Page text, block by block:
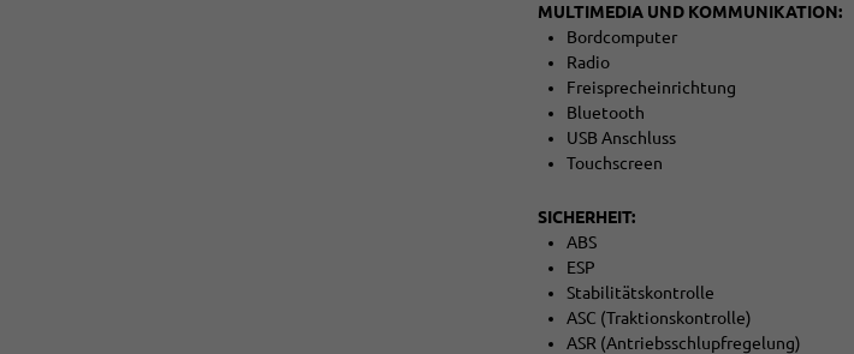
MULTIMEDIA UND KOMMUNIKATION:
Bordcomputer
Radio
Freisprecheinrichtung
Bluetooth
USB Anschluss
Touchscreen
SICHERHEIT:
ABS
ESP
Stabilitätskontrolle
ASC (Traktionskontrolle)
ASR (Antriebsschlupfregelung)